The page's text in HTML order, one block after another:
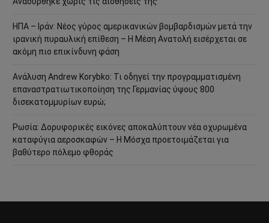
ΗΠΑ – Ιράν: Νέος γύρος αμερικανικών βομβαρδισμών μετά την
ιρανική πυραυλική επίθεση – Η Μέση Ανατολή εισέρχεται σε
ακόμη πιο επικίνδυνη φάση
Ανάλυση Andrew Korybko: Τι οδηγεί την προγραμματισμένη
επαναστρατιωτικοποίηση της Γερμανίας ύψους 800
δισεκατομμυρίων ευρώ;
Ρωσία: Δορυφορικές εικόνες αποκαλύπτουν νέα οχυρωμένα
καταφύγια αεροσκαφών – Η Μόσχα προετοιμάζεται για
βαθύτερο πόλεμο φθοράς